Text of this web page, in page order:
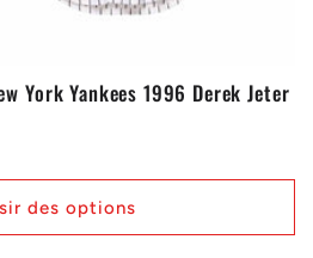
York Yankees 1996 Derek Jeter
des options